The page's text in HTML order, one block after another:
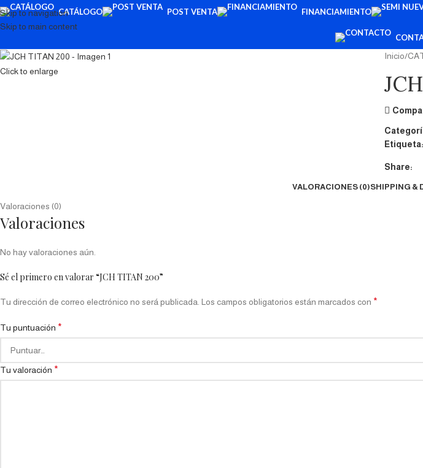
Skip to navigation
Skip to main content
CATÁLOGO POST VENTA FINANCIAMIENTO
Click to enlarge
Inicio
Etiqueta:
Share:
VALORACIONES (0)SHIPPING &
Valoraciones (0)
Valoraciones
No hay valoraciones aún.
Sé el primero en valorar “JCH TITAN 200”
Tu dirección de correo electrónico no será publicada. Los campos obligatorios están marcados con *
Tu puntuación *
Tu valoración *